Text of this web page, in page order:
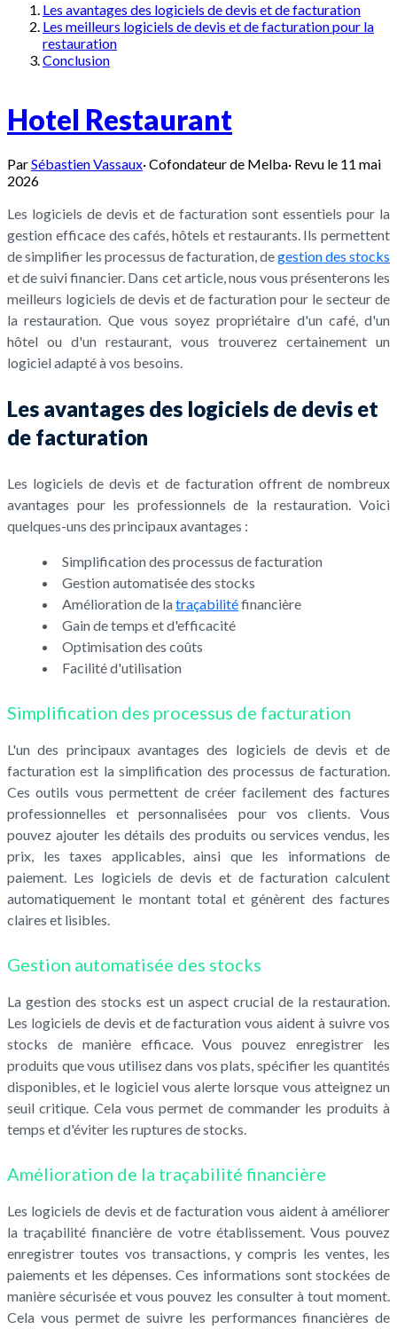
Les avantages des logiciels de devis et de facturation
Les meilleurs logiciels de devis et de facturation pour la
restauration
Conclusion
Hotel Restaurant
ParSébastien Vassaux·Cofondateur de Melba· Revu le 11 mai
2026
Les logiciels de devis et de facturation sont essentiels pour la
gestion efficace des cafés, hôtels et restaurants. Ils permettent
de simplifier les processus de facturation, degestion des stocks
et de suivi financier. Dans cet article, nous vous présenterons les
meilleurs logiciels de devis et de facturation pour le secteur de
la restauration. Que vous soyez propriétaire d'un café, d'un
hôtel ou d'un restaurant, vous trouverez certainement un
logiciel adapté à vos besoins.
Les avantages des logiciels de devis et
de facturation
Les logiciels de devis et de facturation offrent de nombreux
avantages pour les professionnels de la restauration. Voici
quelques-uns des principaux avantages :
Simplification des processus de facturation
Gestion automatisée des stocks
Amélioration de latraçabilitéfinancière
Gain de temps et d'efficacité
Optimisation des coûts
Facilité d'utilisation
Simplification des processus de facturation
L'un des principaux avantages des logiciels de devis et de
facturation est la simplification des processus de facturation.
Ces outils vous permettent de créer facilement des factures
professionnelles et personnalisées pour vos clients. Vous
pouvez ajouter les détails des produits ou services vendus, les
prix, les taxes applicables, ainsi que les informations de
paiement. Les logiciels de devis et de facturation calculent
automatiquement le montant total et génèrent des factures
claires et lisibles.
Gestion automatisée des stocks
La gestion des stocks est un aspect crucial de la restauration.
Les logiciels de devis et de facturation vous aident à suivre vos
stocks de manière efficace. Vous pouvez enregistrer les
produits que vous utilisez dans vos plats, spécifier les quantités
disponibles, et le logiciel vous alerte lorsque vous atteignez un
seuil critique. Cela vous permet de commander les produits à
temps et d'éviter les ruptures de stocks.
Amélioration de la traçabilité financière
Les logiciels de devis et de facturation vous aident à améliorer
la traçabilité financière de votre établissement. Vous pouvez
enregistrer toutes vos transactions, y compris les ventes, les
paiements et les dépenses. Ces informations sont stockées de
manière sécurisée et vous pouvez les consulter à tout moment.
Cela vous permet de suivre les performances financières de